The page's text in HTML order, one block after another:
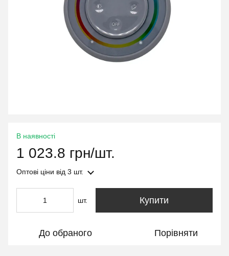
В наявності
1 023.8 грн/шт.
Оптові ціни від 3 шт.
шт. Купити
До обраного Порівняти